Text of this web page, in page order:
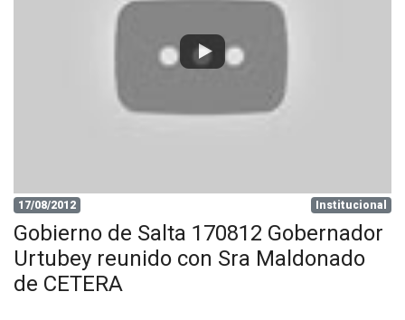
17/08/2012 Institucional
Gobierno de Salta 170812 Gobernador
Urtubey reunido con Sra Maldonado
de CETERA